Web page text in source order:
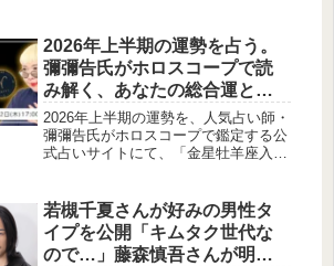
真剣に考える方へ、新たな選択肢を提
案します。
2026年上半期の運勢を占う。
彌彌告氏がホロスコープで読
み解く、あなたの総合運と
「金星牡羊座入りキャンペー
ン」の魅力
2026年上半期の運勢を、人気占い師・
彌彌告氏がホロスコープで鑑定する公
式占いサイトにて、「金星牡羊座入り
未来を占ってみませんか。
若槻千夏さんが好みの男性タ
イプを公開「キムタク世代な
ので…」藤森慎吾さんが明か